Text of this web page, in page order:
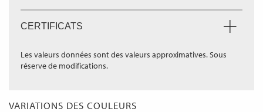
CERTIFICATS
Les valeurs données sont des valeurs approximatives. Sous
réserve de modifications.
VARIATIONS DES COULEURS